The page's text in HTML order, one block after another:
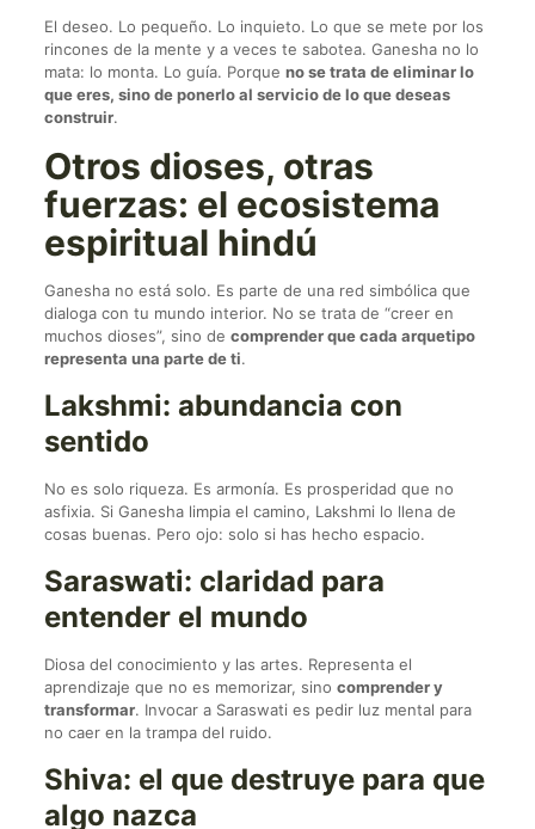
El deseo. Lo pequeño. Lo inquieto. Lo que se mete por los
rincones de la mente y a veces te sabotea. Ganesha no lo
mata: lo monta. Lo guía. Porque no se trata de eliminar lo
que eres, sino de ponerlo al servicio de lo que deseas
construir.
Otros dioses, otras
fuerzas: el ecosistema
espiritual hindú
Ganesha no está solo. Es parte de una red simbólica que
dialoga con tu mundo interior. No se trata de “creer en
muchos dioses”, sino de comprender que cada arquetipo
representa una parte de ti.
Lakshmi: abundancia con
sentido
No es solo riqueza. Es armonía. Es prosperidad que no
asfixia. Si Ganesha limpia el camino, Lakshmi lo llena de
cosas buenas. Pero ojo: solo si has hecho espacio.
Saraswati: claridad para
entender el mundo
Diosa del conocimiento y las artes. Representa el
aprendizaje que no es memorizar, sino comprender y
transformar. Invocar a Saraswati es pedir luz mental para
no caer en la trampa del ruido.
Shiva: el que destruye para que
algo nazca